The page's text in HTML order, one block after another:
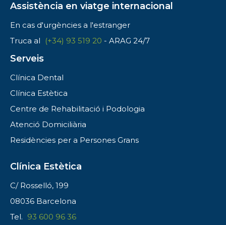
Assistència en viatge internacional
En cas d'urgències a l'estranger
Truca al
(+34) 93 519 20 - ARAG 24/7
Serveis
Clínica Dental
Clínica Estètica
Centre de Rehabilitació i Podologia
Atenció Domiciliària
Residències per a Persones Grans
Clínica Estètica
C/ Rosselló, 199
08036 Barcelona
Tel. 93 600 96 36